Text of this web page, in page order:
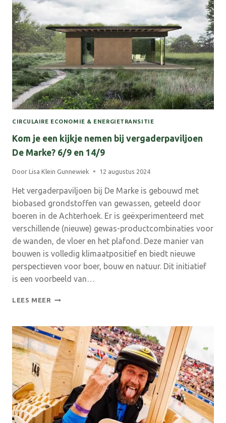
CIRCULAIRE ECONOMIE & ENERGIETRANSITIE
Kom je een kijkje nemen bij vergaderpaviljoen
De Marke? 6/9 en 14/9
Door Lisa Klein Gunnewiek 12 augustus 2024
Het vergaderpaviljoen bij De Marke is gebouwd met
biobased grondstoffen van gewassen, geteeld door
boeren in de Achterhoek. Er is geëxperimenteerd met
verschillende (nieuwe) gewas-productcombinaties voor
de wanden, de vloer en het plafond. Deze manier van
bouwen is volledig klimaatpositief en biedt nieuwe
perspectieven voor boer, bouw en natuur. Dit initiatief
is een voorbeeld van…
LEES MEER KOM
KIJKJE
NEMEN
BIJ
VERGADERPAVILJOEN
DE
MARKE?
EN
14/9